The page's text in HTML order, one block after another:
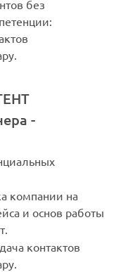
без
-
компании на
и основ работы
контактов